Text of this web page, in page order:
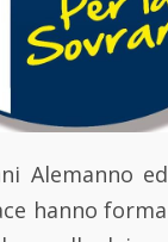
Alemanno
hanno